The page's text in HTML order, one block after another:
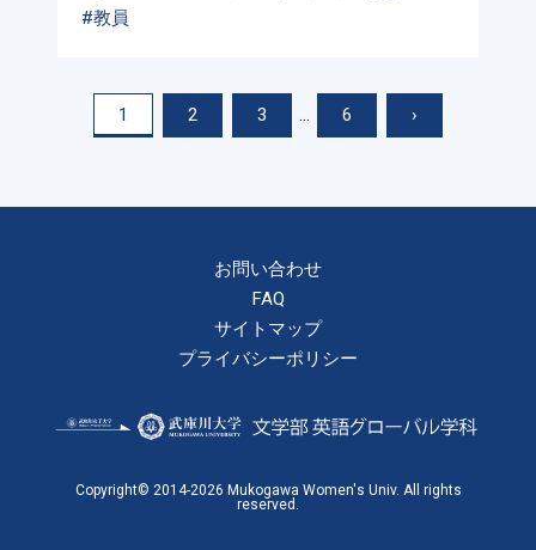
#教員
1 2 3 ... 6 ›
お問い合わせ
FAQ
サイトマップ
プライバシーポリシー
Copyright© 2014-2026 Mukogawa Women's Univ. All rights
reserved.